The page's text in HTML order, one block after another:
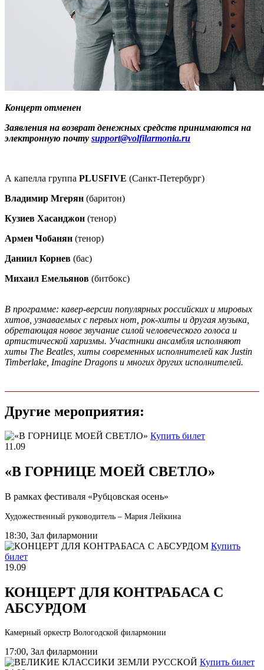
Концерт отменен
Заявления на возврат денежных средств принимаются на
электронную почту support@volfilarmonia.ru
А капелла группа PLUSFIVE (Санкт-Петербург)
Владимир Мгерян (баритон)
Кузиев Хасанджон (тенор)
Армен Чобанян (тенор)
Даниил Корнев (бас)
Михаил Емельянов (битбокc)
В программе: кавер-версии популярных российских и мировых
хитов, узнаваемых с первых нот, рок-хиты и другая музыка,
обретающая новое звучание силой человеческого голоса и
артистической харизмы. Участники ансамбля исполняют
хиты The Beatles, хиты современных исполнителей как Justin
Timberlake, Imagine Dragons и многих других исполнителей.
Другие мероприятия:
Купить билет
11.09
«В ГОРНИЦЕ МОЕЙ СВЕТЛО»
В рамках фестиваля «Рубцовская осень»
Художественный руководитель – Мария Лейкина
18:30, Зал филармонии
Купить
билет
19.09
КОНЦЕРТ ДЛЯ КОНТРАБАСА С
АБСУРДОМ
Камерный оркестр Вологодской филармонии
17:00, Зал филармонии
Купить билет